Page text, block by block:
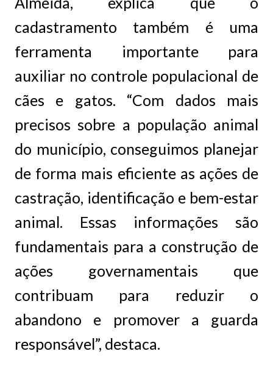
cadastramento também é uma
ferramenta importante para
auxiliar no controle populacional de
cães e gatos. “Com dados mais
precisos sobre a população animal
do município, conseguimos planejar
de forma mais eficiente as ações de
castração, identificação e bem-estar
animal. Essas informações são
fundamentais para a construção de
ações governamentais que
contribuam para reduzir o
abandono e promover a guarda
responsável”, destaca.